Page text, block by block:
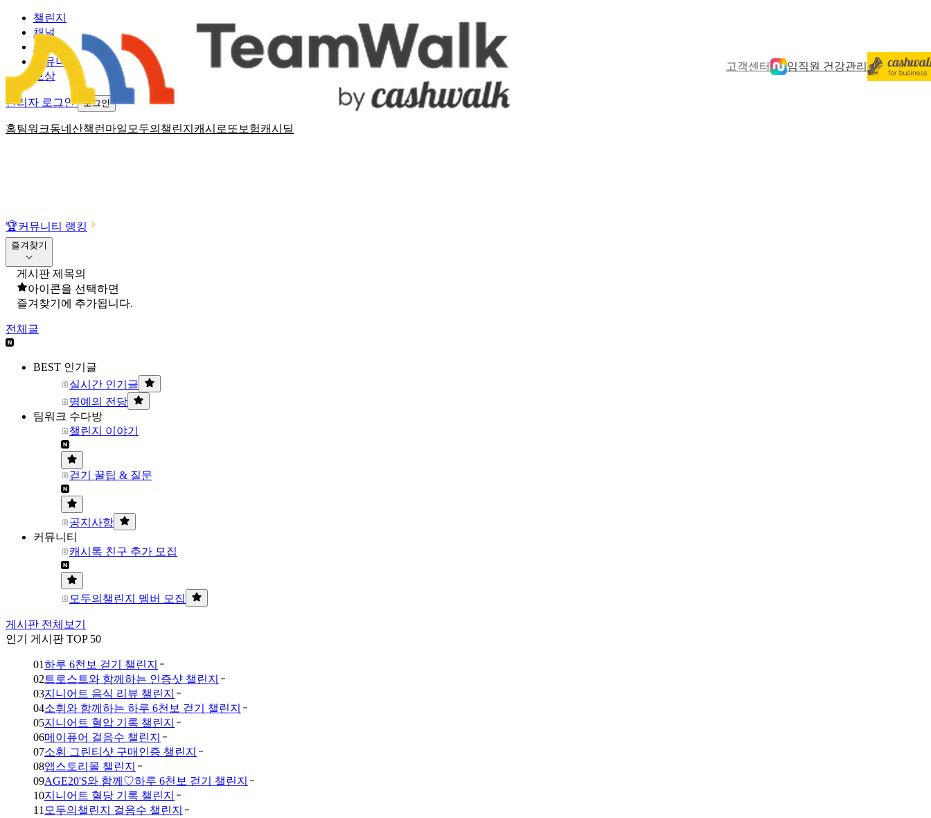
고객센터 임직원 건강관리
홈팀워크동네산책 런마일 모두의챌린지 캐시로또 보험캐시딜
챌린지
채널
소식
커뮤니티
보상
관리자 로그인 로그인
🏆커뮤니티 랭킹
즐겨찾기
게시판 제목의
아이콘을 선택하면
즐겨찾기에 추가됩니다.
전체글
BEST 인기글
실시간 인기글
명예의 전당
팀워크 수다방
챌린지 이야기
걷기 꿀팁 & 질문
공지사항
커뮤니티
캐시톡 친구 추가 모집
모두의챌린지 멤버 모집
게시판 전체보기
인기 게시판 TOP 50
01하루 6천보 걷기 챌린지
02 트로스트와 함께하는 인증샷 챌린지
03지니어트 음식 리뷰 챌린지
04소휘와 함께하는 하루 6천보 걷기 챌린지
05지니어트 혈압 기록 챌린지
06메이퓨어 걸음수 챌린지
07소휘 그린티샷 구매인증 챌린지
08앱스토리몰 챌린지
09AGE20'S와 함께♡하루 6천보 걷기 챌린지
10지니어트 혈당 기록 챌린지
11 모두의챌린지 걸음수 챌린지